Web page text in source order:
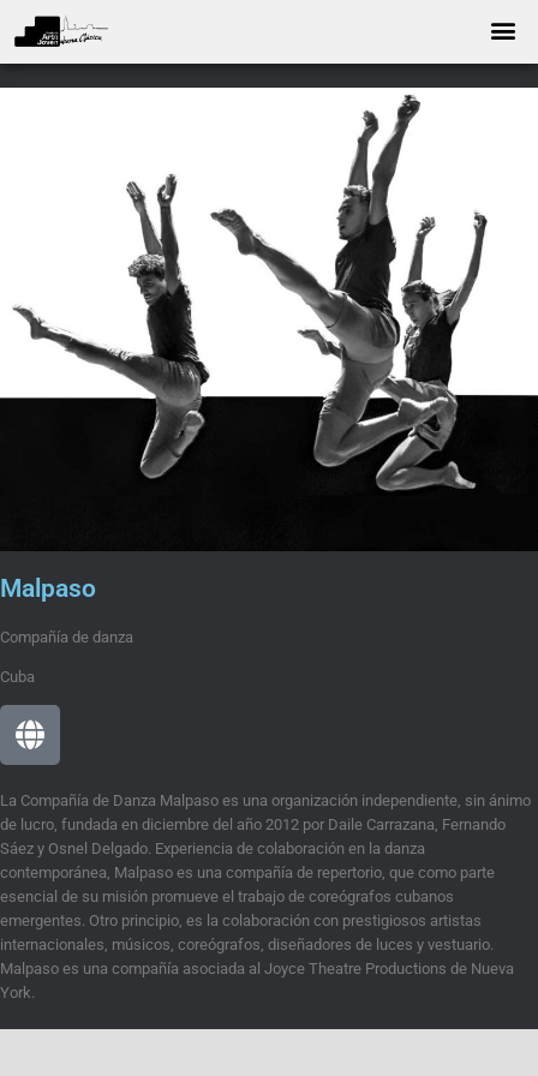
Malpaso
Compañía de danza
Cuba
La Compañía de Danza Malpaso es una organización independiente, sin ánimo
de lucro, fundada en diciembre del año 2012 por Daile Carrazana, Fernando
Sáez y Osnel Delgado. Experiencia de colaboración en la danza
contemporánea, Malpaso es una compañía de repertorio, que como parte
esencial de su misión promueve el trabajo de coreógrafos cubanos
emergentes. Otro principio, es la colaboración con prestigiosos artistas
internacionales, músicos, coreógrafos, diseñadores de luces y vestuario.
Malpaso es una compañía asociada al Joyce Theatre Productions de Nueva
York.